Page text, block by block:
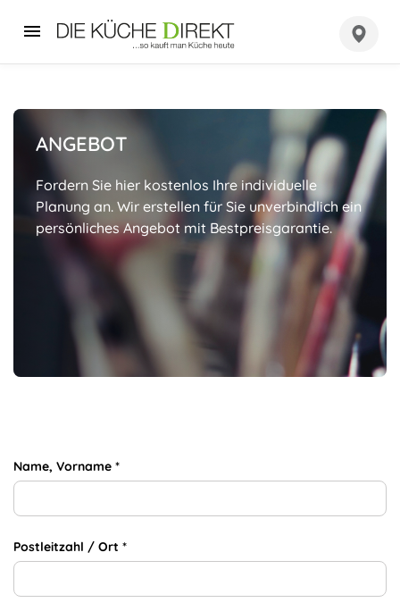
ANGEBOT
Fordern Sie hier kostenlos Ihre individuelle
Planung an. Wir erstellen für Sie unverbindlich ein
persönliches Angebot mit Bestpreisgarantie.
Name, Vorname *
Postleitzahl / Ort *